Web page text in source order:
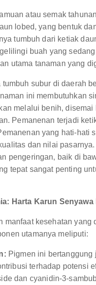
atau semak
lobed, yang bentuk
tumbuh dari ketiak
buah yang
utama tanaman yang
tumbuh subur di daerah
ini membutuhkan
melalui benih,
Pemanenan terjadi
yang hati-hati
dan nilai
pengeringan, baik di
tepat sangat penting
Harta Karun Senyawa
manfaat kesehatan
utamanya meliputi:
Pigmen ini
terhadap potensi
dan cyanidin-3-